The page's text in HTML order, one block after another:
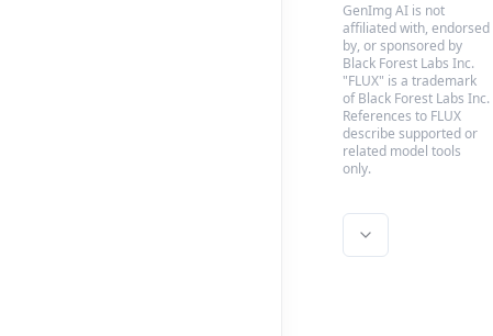
GenImg AI is not
affiliated with, endorsed
by, or sponsored by
Black Forest Labs Inc.
"FLUX" is a trademark
of Black Forest Labs Inc.
References to FLUX
describe supported or
related model tools
only.